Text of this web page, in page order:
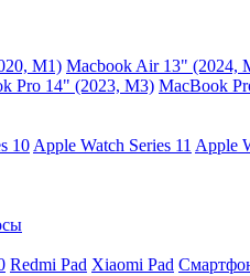
M1) Macbook Air 13" (2024,
Pro 14" (2023, M3) MacBook
10 Apple Watch Series 11 Apple
Redmi Pad Xiaomi Pad